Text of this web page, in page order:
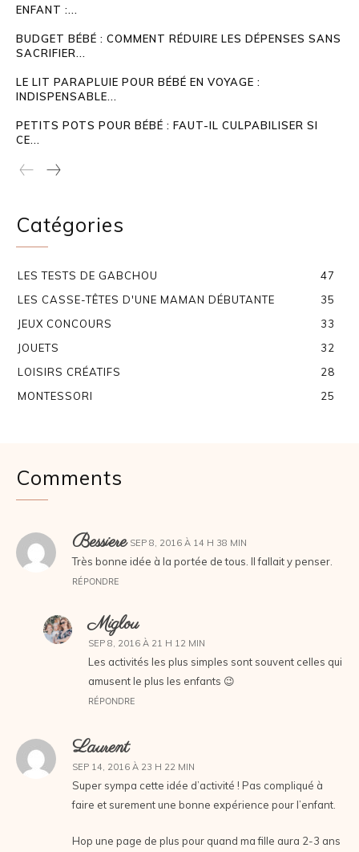
ENFANT :...
BUDGET BÉBÉ : COMMENT RÉDUIRE LES DÉPENSES SANS
SACRIFIER...
LE LIT PARAPLUIE POUR BÉBÉ EN VOYAGE :
INDISPENSABLE...
PETITS POTS POUR BÉBÉ : FAUT-IL CULPABILISER SI
CE...
Catégories
LES TESTS DE GABCHOU
47
LES CASSE-TÊTES D'UNE MAMAN DÉBUTANTE
35
JEUX CONCOURS
33
JOUETS
32
LOISIRS CRÉATIFS
28
MONTESSORI
25
Comments
Bessiere SEP 8, 2016 À 14 H 38 MIN
Très bonne idée à la portée de tous. Il fallait y penser.
RÉPONDRE
Miglou
SEP 8, 2016 À 21 H 12 MIN
Les activités les plus simples sont souvent celles qui
amusent le plus les enfants 😉
RÉPONDRE
Laurent
SEP 14, 2016 À 23 H 22 MIN
Super sympa cette idée d’activité ! Pas compliqué à
faire et surement une bonne expérience pour l’enfant.
Hop une page de plus pour quand ma fille aura 2-3 ans